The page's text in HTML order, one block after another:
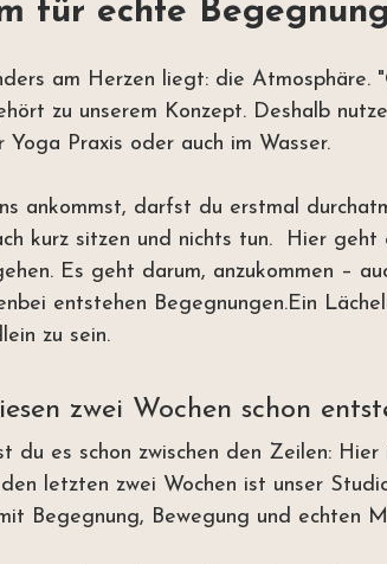
für echte Begegnung
am Herzen liegt: die Atmosphäre.
zu unserem Konzept. Deshalb
Yoga Praxis oder auch im Wasser.
ankommst, darfst du erstmal
kurz sitzen und nichts tun.  Hier geht
Es geht darum, anzukommen –
entstehen Begegnungen.Ein
zu sein.
zwei Wochen schon
du es schon zwischen den Zeilen:
den letzten zwei Wochen ist unser
Begegnung, Bewegung und echten